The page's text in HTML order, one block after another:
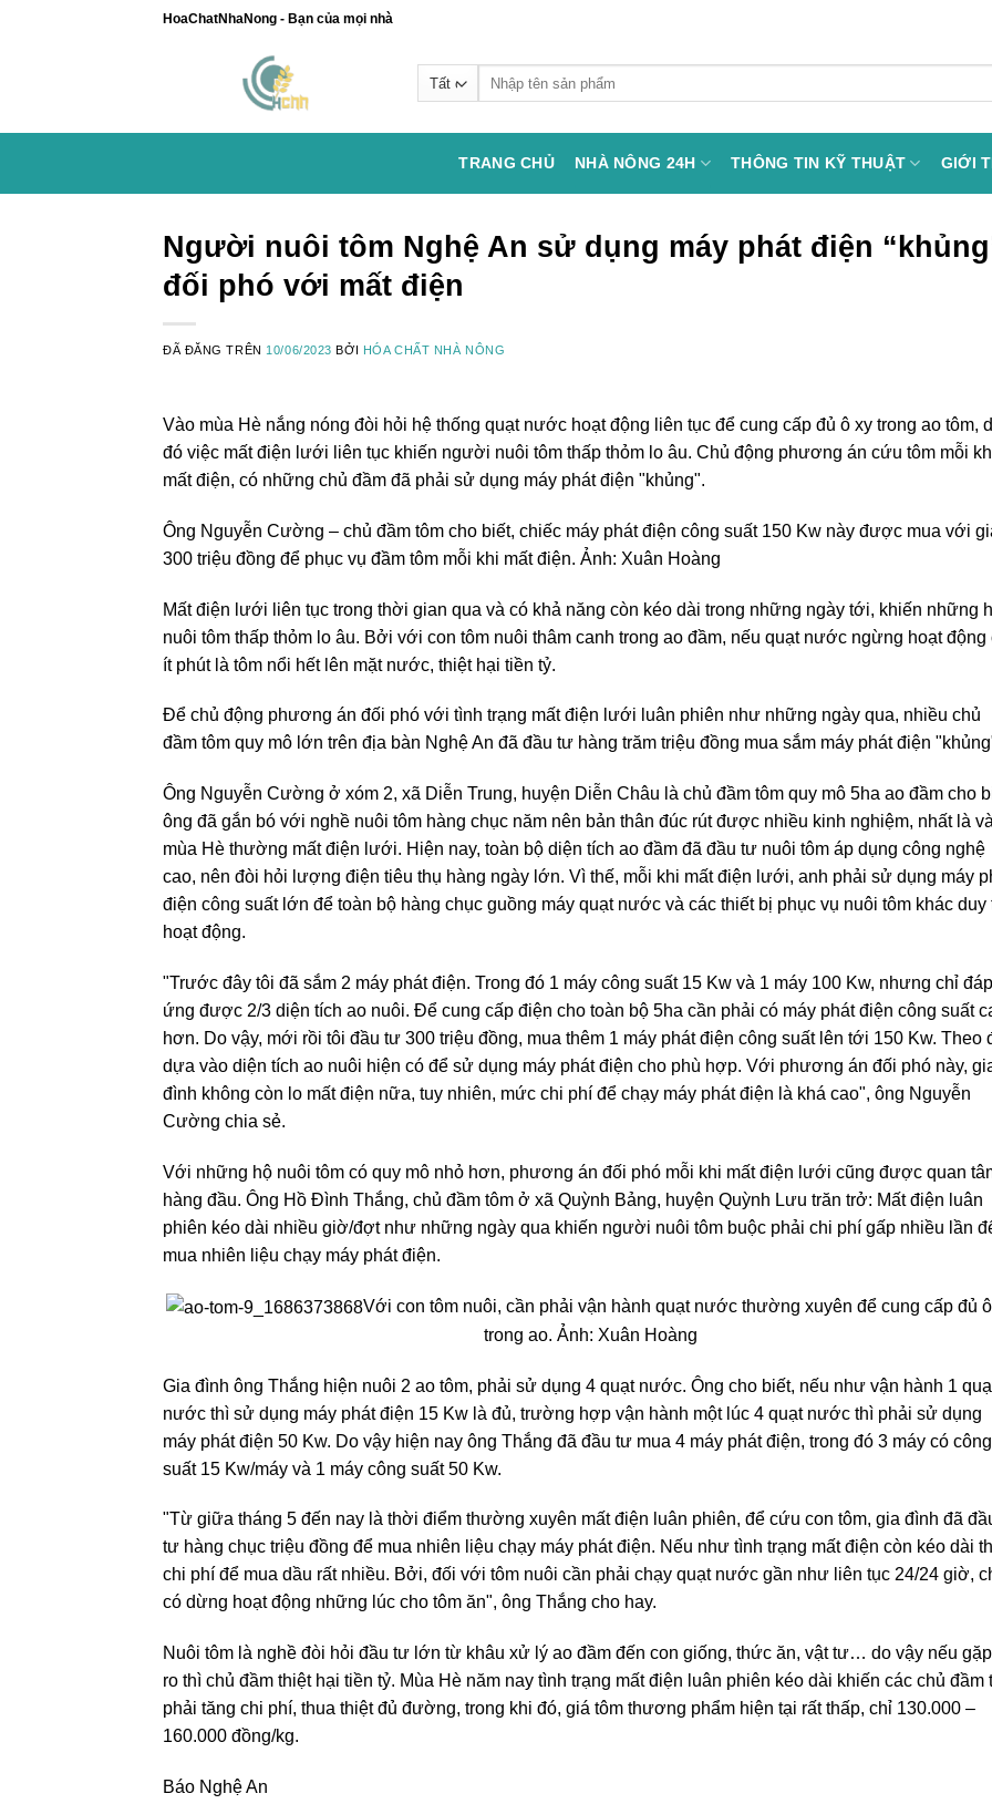
HoaChatNhaNong - Bạn của mọi nhà
TRANG CHỦ NHÀ NÔNG 24H THÔNG TIN KỸ THUẬT GIỚI
Người nuôi tôm Nghệ An sử dụng máy phát điện
đối phó với mất điện
ĐÃ ĐĂNG TRÊN 10/06/2023 BỞI HÓA CHẤT NHÀ NÔNG
Vào mùa Hè nắng nóng đòi hỏi hệ thống quạt nước hoạt động liên tục để cung cấp đủ ô xy trong ao tôm,
đó việc mất điện lưới liên tục khiến người nuôi tôm thấp thỏm lo âu. Chủ động phương án cứu tôm mỗi
mất điện, có những chủ đầm đã phải sử dụng máy phát điện "khủng".
Ông Nguyễn Cường – chủ đầm tôm cho biết, chiếc máy phát điện công suất 150 Kw này được mua với
300 triệu đồng để phục vụ đầm tôm mỗi khi mất điện. Ảnh: Xuân Hoàng
Mất điện lưới liên tục trong thời gian qua và có khả năng còn kéo dài trong những ngày tới, khiến những
nuôi tôm thấp thỏm lo âu. Bởi với con tôm nuôi thâm canh trong ao đầm, nếu quạt nước ngừng hoạt động
ít phút là tôm nổi hết lên mặt nước, thiệt hại tiền tỷ.
Để chủ động phương án đối phó với tình trạng mất điện lưới luân phiên như những ngày qua, nhiều chủ
đầm tôm quy mô lớn trên địa bàn Nghệ An đã đầu tư hàng trăm triệu đồng mua sắm máy phát điện
Ông Nguyễn Cường ở xóm 2, xã Diễn Trung, huyện Diễn Châu là chủ đầm tôm quy mô 5ha ao đầm cho
ông đã gắn bó với nghề nuôi tôm hàng chục năm nên bản thân đúc rút được nhiều kinh nghiệm, nhất là
mùa Hè thường mất điện lưới. Hiện nay, toàn bộ diện tích ao đầm đã đầu tư nuôi tôm áp dụng công nghệ
cao, nên đòi hỏi lượng điện tiêu thụ hàng ngày lớn. Vì thế, mỗi khi mất điện lưới, anh phải sử dụng máy
điện công suất lớn để toàn bộ hàng chục guồng máy quạt nước và các thiết bị phục vụ nuôi tôm khác duy
hoạt động.
"Trước đây tôi đã sắm 2 máy phát điện. Trong đó 1 máy công suất 15 Kw và 1 máy 100 Kw, nhưng chỉ đáp
ứng được 2/3 diện tích ao nuôi. Để cung cấp điện cho toàn bộ 5ha cần phải có máy phát điện công suất
hơn. Do vậy, mới rồi tôi đầu tư 300 triệu đồng, mua thêm 1 máy phát điện công suất lên tới 150 Kw. Theo
dựa vào diện tích ao nuôi hiện có để sử dụng máy phát điện cho phù hợp. Với phương án đối phó này,
đình không còn lo mất điện nữa, tuy nhiên, mức chi phí để chạy máy phát điện là khá cao", ông Nguyễn
Cường chia sẻ.
Với những hộ nuôi tôm có quy mô nhỏ hơn, phương án đối phó mỗi khi mất điện lưới cũng được quan
hàng đầu. Ông Hồ Đình Thắng, chủ đầm tôm ở xã Quỳnh Bảng, huyện Quỳnh Lưu trăn trở: Mất điện luân
phiên kéo dài nhiều giờ/đợt như những ngày qua khiến người nuôi tôm buộc phải chi phí gấp nhiều lần
mua nhiên liệu chạy máy phát điện.
Với con tôm nuôi, cần phải vận hành quạt nước thường xuyên để cung cấp đủ
trong ao. Ảnh: Xuân Hoàng
Gia đình ông Thắng hiện nuôi 2 ao tôm, phải sử dụng 4 quạt nước. Ông cho biết, nếu như vận hành 1
nước thì sử dụng máy phát điện 15 Kw là đủ, trường hợp vận hành một lúc 4 quạt nước thì phải sử dụng
máy phát điện 50 Kw. Do vậy hiện nay ông Thắng đã đầu tư mua 4 máy phát điện, trong đó 3 máy có công
suất 15 Kw/máy và 1 máy công suất 50 Kw.
"Từ giữa tháng 5 đến nay là thời điểm thường xuyên mất điện luân phiên, để cứu con tôm, gia đình đã
tư hàng chục triệu đồng để mua nhiên liệu chạy máy phát điện. Nếu như tình trạng mất điện còn kéo dài
chi phí để mua dầu rất nhiều. Bởi, đối với tôm nuôi cần phải chạy quạt nước gần như liên tục 24/24 giờ,
có dừng hoạt động những lúc cho tôm ăn", ông Thắng cho hay.
Nuôi tôm là nghề đòi hỏi đầu tư lớn từ khâu xử lý ao đầm đến con giống, thức ăn, vật tư… do vậy nếu
ro thì chủ đầm thiệt hại tiền tỷ. Mùa Hè năm nay tình trạng mất điện luân phiên kéo dài khiến các chủ đầm
phải tăng chi phí, thua thiệt đủ đường, trong khi đó, giá tôm thương phẩm hiện tại rất thấp, chỉ 130.000 –
160.000 đồng/kg.
Báo Nghệ An